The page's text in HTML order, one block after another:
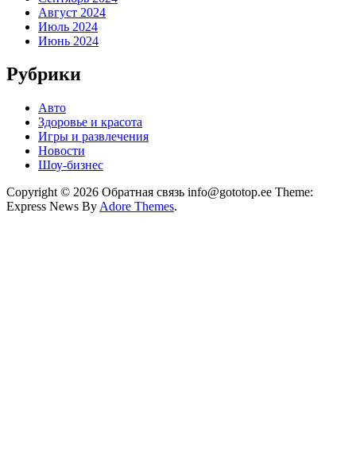
Август 2024
Июль 2024
Июнь 2024
Рубрики
Авто
Здоровье и красота
Игры и развлечения
Новости
Шоу-бизнес
Copyright © 2026 Обратная связь info@gototop.ee Theme:
Express News By Adore Themes.